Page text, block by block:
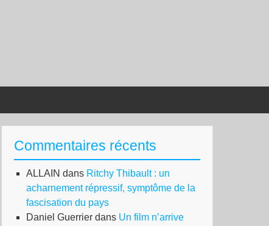
Commentaires récents
ALLAIN dans Ritchy Thibault : un
acharnement répressif, symptôme de la
fascisation du pays
Daniel Guerrier dans Un film n’arrive